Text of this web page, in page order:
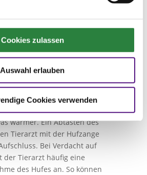
Cookies zulassen
Auswahl erlauben
Cookies verwenden
deuten. Das Pferd hebt
abwechselnd und stellt sie
zu entlasten. Es geht
Pulsation. Diese kann man an
fühlen, die innen und
über den Fesselkopf
sind betroffene
wärmer. Ein Abtasten des
Tierarzt mit der Hufzange
Bei Verdacht auf
der Tierarzt häufig eine
des Hufes an. So können